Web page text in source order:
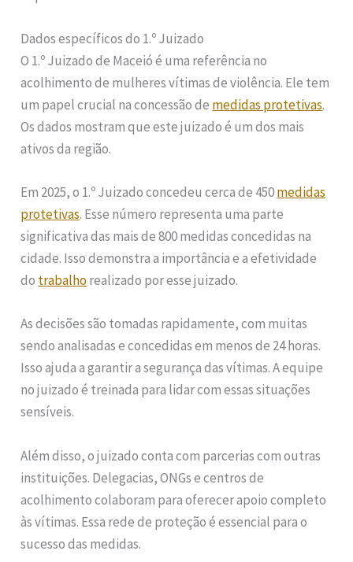
Dados específicos do 1.º Juizado
O 1.º Juizado de Maceió é uma referência no
acolhimento de mulheres vítimas de violência. Ele tem
um papel crucial na concessão de medidas protetivas.
Os dados mostram que este juizado é um dos mais
ativos da região.
Em 2025, o 1.º Juizado concedeu cerca de 450medidas
protetivas. Esse número representa uma parte
significativa das mais de 800 medidas concedidas na
cidade. Isso demonstra a importância e a efetividade
do trabalhorealizado por esse juizado.
As decisões são tomadas rapidamente, com muitas
sendo analisadas e concedidas em menos de 24 horas.
Isso ajuda a garantir a segurança das vítimas. A equipe
no juizado é treinada para lidar com essas situações
sensíveis.
Além disso, o juizado conta com parcerias com outras
instituições. Delegacias, ONGs e centros de
acolhimento colaboram para oferecer apoio completo
às vítimas. Essa rede de proteção é essencial para o
sucesso das medidas.